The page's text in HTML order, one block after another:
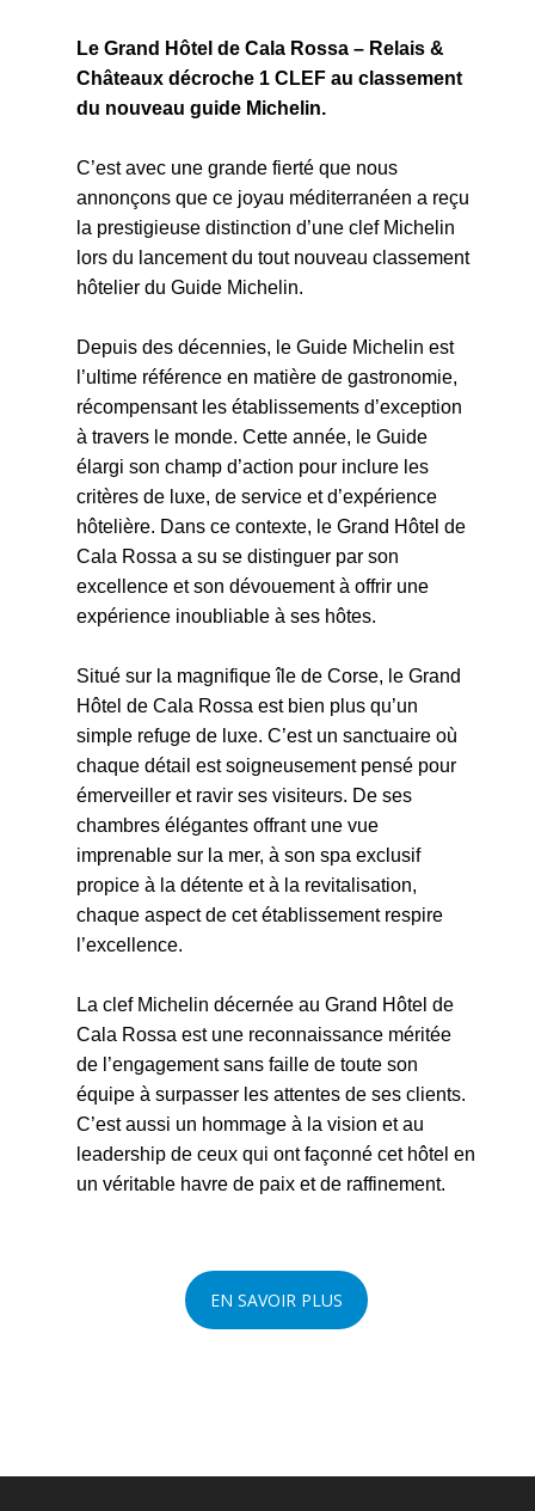
Le Grand Hôtel de Cala Rossa – Relais &
Châteaux décroche 1 CLEF au classement
du nouveau guide Michelin.
C’est avec une grande fierté que nous
annonçons que ce joyau méditerranéen a reçu
la prestigieuse distinction d’une clef Michelin
lors du lancement du tout nouveau classement
hôtelier du Guide Michelin.
Depuis des décennies, le Guide Michelin est
l’ultime référence en matière de gastronomie,
récompensant les établissements d’exception
à travers le monde. Cette année, le Guide
élargi son champ d’action pour inclure les
critères de luxe, de service et d’expérience
hôtelière. Dans ce contexte, le Grand Hôtel de
Cala Rossa a su se distinguer par son
excellence et son dévouement à offrir une
expérience inoubliable à ses hôtes.
Situé sur la magnifique île de Corse, le Grand
Hôtel de Cala Rossa est bien plus qu’un
simple refuge de luxe. C’est un sanctuaire où
chaque détail est soigneusement pensé pour
émerveiller et ravir ses visiteurs. De ses
chambres élégantes offrant une vue
imprenable sur la mer, à son spa exclusif
propice à la détente et à la revitalisation,
chaque aspect de cet établissement respire
l’excellence.
La clef Michelin décernée au Grand Hôtel de
Cala Rossa est une reconnaissance méritée
de l’engagement sans faille de toute son
équipe à surpasser les attentes de ses clients.
C’est aussi un hommage à la vision et au
leadership de ceux qui ont façonné cet hôtel en
un véritable havre de paix et de raffinement.
EN SAVOIR PLUS